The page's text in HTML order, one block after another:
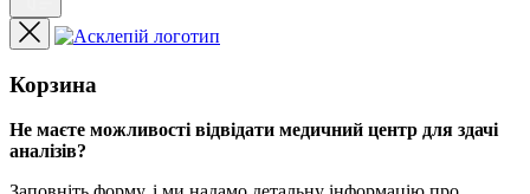
Корзина
Не маєте можливості відвідати медичний центр для здачі
аналізів?